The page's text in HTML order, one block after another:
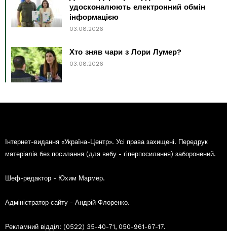
удосконалюють електронний обмін
інформацією
03.08.2026
Хто зняв чари з Лори Лумер?
03.08.2026
Інтернет-видання «Україна-Центр». Усі права захищені. Передрук
матеріалів без посилання (для вебу - гіперпосилання) заборонений.
Шеф-редактор - Юхим Мармер.
Адміністратор сайту - Андрій Флоренко.
Рекламний відділ: (0522) 35-40-71, 050-961-67-17.